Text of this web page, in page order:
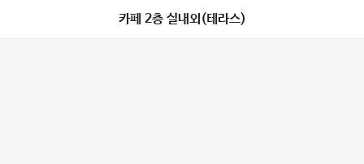
카페 2층 실내외(테라스)